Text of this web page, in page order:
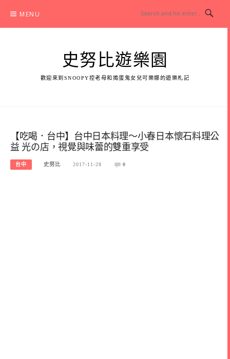
content
MENU
史努比遊樂園
歡迎來到SNOOPY控老母和搗蛋鬼女兒可樂娜的遊樂札記
【吃喝．台中】台中日本料理～小春日本懷石料理公
益 光の店，視覺與味蕾的雙重享受
台中 史努比 2017-11-28 0